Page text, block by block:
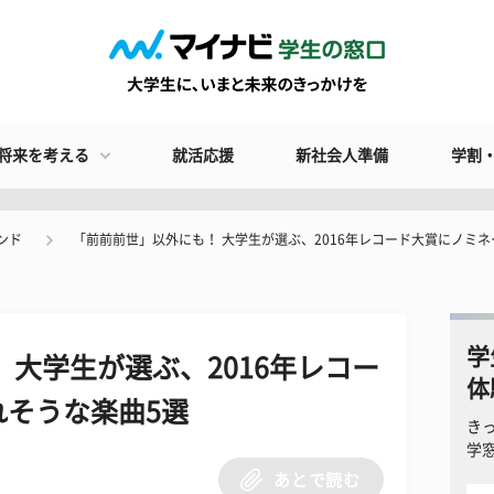
来を考える 就活応援 新社会人準備 学割
ド 「前前前世」以外にも！ 大学生が選ぶ、2016年レコード大賞にノミ
大学生が選ぶ、2016年レコー
うな楽曲5選
あとで読む
体
き
学